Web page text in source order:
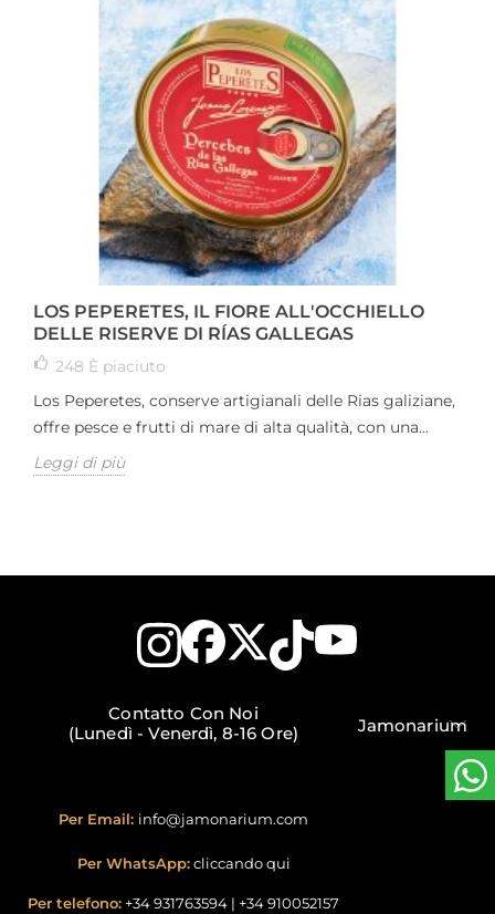
LOS PEPERETES, IL FIORE ALL'OCCHIELLO
DELLE RISERVE DI RÍAS GALLEGAS
248 È piaciuto
Los Peperetes, conserve artigianali delle Rias galiziane,
offre pesce e frutti di mare di alta qualità, con una...
Leggi di più
Contatto Con Noi
(Lunedì - Venerdì, 8-16 Ore)
Per Email: info@jamonarium.com
Per WhatsApp: cliccando qui
Per telefono: +34 931763594 | +34 910052157
Jamonarium